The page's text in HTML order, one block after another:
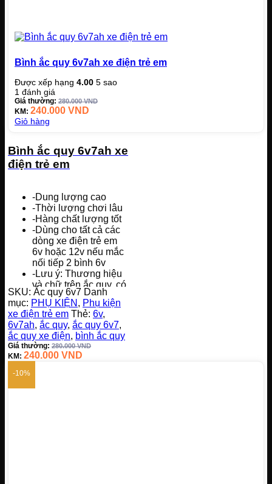
Bình ắc quy 6v7ah xe điện trẻ em
Được xếp hạng 4.00 5 sao
1 đánh giá
Giá thường: 280.000VND
KM: 240.000 VND
Giỏ hàng
Bình ắc quy 6v7ah xe
điện trẻ em
-Dung lượng cao
-Thời lượng chơi lâu
-Hàng chất lượng tốt
-Dùng cho tất cả các
dòng xe điện trẻ em
6v hoặc 12v nếu mắc
nối tiếp 2 bình 6v
-Lưu ý: Thương hiệu
và chữ trên ắc quy, có
thể thay đổi tuỳ vào
đợt hàng, nhưng
không ảnh hưởng
đến chất lượng của
ắc quy
SKU: Ắc quy 6v7 Danh
mục: PHỤ KIỆN , Phụ kiện
xe điện trẻ em Thẻ: 6v,
6v7ah, ắc quy, ắc quy 6v7,
ắc quy xe điện, bình ắc quy
Giá thường: 280.000VND
KM: 240.000 VND
-10%